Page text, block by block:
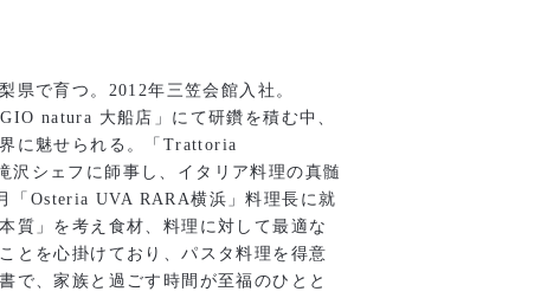
県で育つ。2012年三笠会館入社。
natura 大船店」にて研鑽を積む中、
に魅せられる。「Trattoria
沢シェフに師事し、イタリア料理の真髄
「Osteria UVA RARA横浜」料理長に就
質」を考え食材、料理に対して最適な
とを心掛けており、パスタ料理を得意
で、家族と過ごす時間が至福のひとと